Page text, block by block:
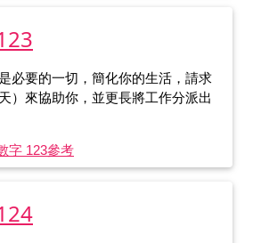
必要的一切，簡化你的生活，請求
）來協助你，並更長將工作分派出
字 123參考